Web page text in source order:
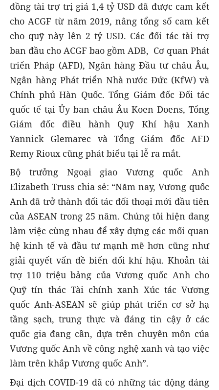
đồng tài trợ trị giá 1,4 tỷ USD đã được cam kết
cho ACGF từ năm 2019, nâng tổng số cam kết
cho quỹ này lên 2 tỷ USD. Các đối tác tài trợ
ban đầu cho ACGF bao gồm ADB, Cơ quan Phát
triển Pháp (AFD), Ngân hàng Đầu tư châu Âu,
Ngân hàng Phát triển Nhà nước Đức (KfW) và
Chính phủ Hàn Quốc. Tổng Giám đốc Đối tác
quốc tế tại Ủy ban châu Âu Koen Doens, Tổng
Giám đốc điều hành Quỹ Khí hậu Xanh
Yannick Glemarec và Tổng Giám đốc AFD
Remy Rioux cũng phát biểu tại lễ ra mắt.
Bộ trưởng Ngoại giao Vương quốc Anh
Elizabeth Truss chia sẻ: “Năm nay, Vương quốc
Anh đã trở thành đối tác đối thoại mới đầu tiên
của ASEAN trong 25 năm. Chúng tôi hiện đang
làm việc cùng nhau để xây dựng các mối quan
hệ kinh tế và đầu tư mạnh mẽ hơn cũng như
giải quyết vấn đề biến đổi khí hậu. Khoản tài
trợ 110 triệu bảng của Vương quốc Anh cho
Quỹ tín thác Tài chính xanh Xúc tác Vương
quốc Anh-ASEAN sẽ giúp phát triển cơ sở hạ
tầng sạch, trung thực và đáng tin cậy ở các
quốc gia đang cần, dựa trên chuyên môn của
Vương quốc Anh về công nghệ xanh và tạo việc
làm trên khắp Vương quốc Anh”.
Đại dịch COVID-19 đã có những tác động đáng